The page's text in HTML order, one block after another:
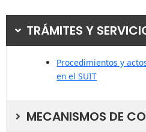
TRÁMITES Y
Procedimientos y
en el SUIT
MECANISMOS DE